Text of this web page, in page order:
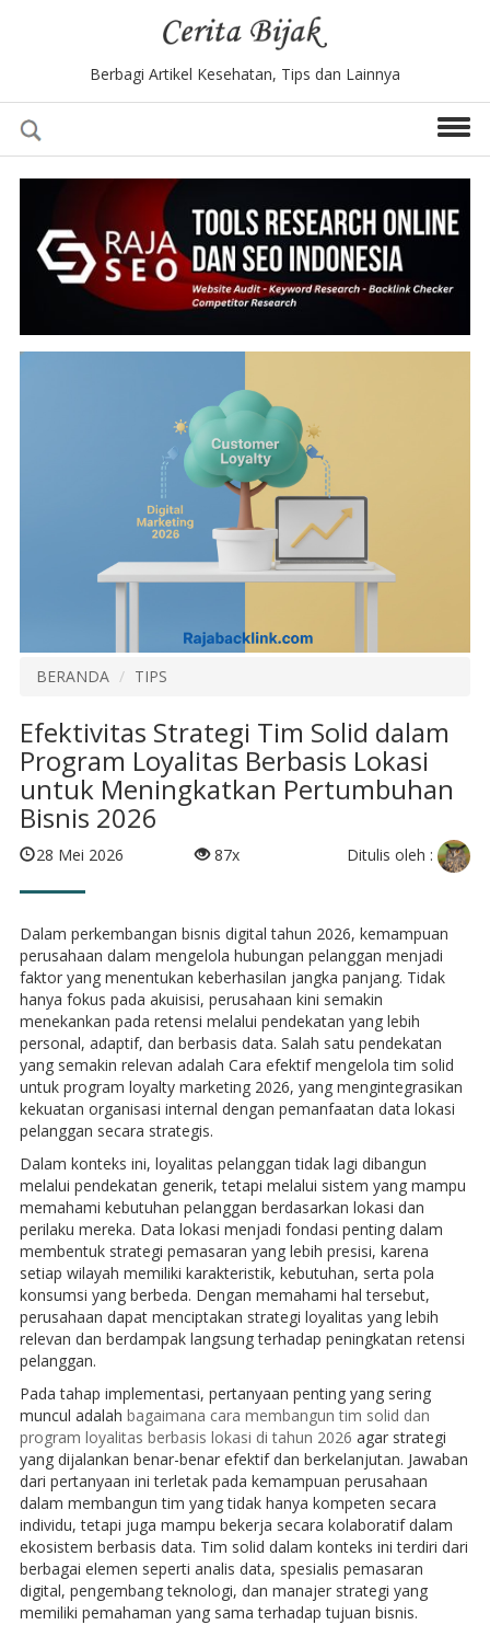
Berbagi Artikel Kesehatan, Tips dan Lainnya
BERANDA TIPS
Efektivitas Strategi Tim Solid dalam
Program Loyalitas Berbasis Lokasi
untuk Meningkatkan Pertumbuhan
Bisnis 2026
28 Mei 2026 87x Ditulis oleh :
Dalam perkembangan bisnis digital tahun 2026, kemampuan
perusahaan dalam mengelola hubungan pelanggan menjadi
faktor yang menentukan keberhasilan jangka panjang. Tidak
hanya fokus pada akuisisi, perusahaan kini semakin
menekankan pada retensi melalui pendekatan yang lebih
personal, adaptif, dan berbasis data. Salah satu pendekatan
yang semakin relevan adalah Cara efektif mengelola tim solid
untuk program loyalty marketing 2026, yang mengintegrasikan
kekuatan organisasi internal dengan pemanfaatan data lokasi
pelanggan secara strategis.
Dalam konteks ini, loyalitas pelanggan tidak lagi dibangun
melalui pendekatan generik, tetapi melalui sistem yang mampu
memahami kebutuhan pelanggan berdasarkan lokasi dan
perilaku mereka. Data lokasi menjadi fondasi penting dalam
membentuk strategi pemasaran yang lebih presisi, karena
setiap wilayah memiliki karakteristik, kebutuhan, serta pola
konsumsi yang berbeda. Dengan memahami hal tersebut,
perusahaan dapat menciptakan strategi loyalitas yang lebih
relevan dan berdampak langsung terhadap peningkatan retensi
pelanggan.
Pada tahap implementasi, pertanyaan penting yang sering
muncul adalah bagaimana cara membangun tim solid dan
program loyalitas berbasis lokasi di tahun 2026 agar strategi
yang dijalankan benar-benar efektif dan berkelanjutan. Jawaban
dari pertanyaan ini terletak pada kemampuan perusahaan
dalam membangun tim yang tidak hanya kompeten secara
individu, tetapi juga mampu bekerja secara kolaboratif dalam
ekosistem berbasis data. Tim solid dalam konteks ini terdiri dari
berbagai elemen seperti analis data, spesialis pemasaran
digital, pengembang teknologi, dan manajer strategi yang
memiliki pemahaman yang sama terhadap tujuan bisnis.